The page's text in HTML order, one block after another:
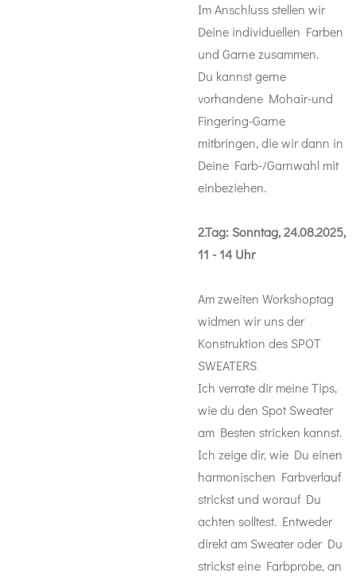
Im Anschluss stellen wir
Deine individuellen Farben
und Garne zusammen.
Du kannst gerne
vorhandene Mohair-und
Fingering-Garne
mitbringen, die wir dann in
Deine Farb-/Garnwahl mit
einbeziehen.
2.Tag: Sonntag, 24.08.2025,
11 - 14 Uhr
Am zweiten Workshoptag
widmen wir uns der
Konstruktion des SPOT
SWEATERS
Ich verrate dir meine Tips,
wie du den Spot Sweater
am Besten stricken kannst.
Ich zeige dir, wie Du einen
harmonischen Farbverlauf
strickst und worauf Du
achten solltest. Entweder
direkt am Sweater oder Du
strickst eine Farbprobe, an